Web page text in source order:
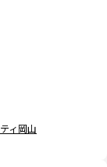
ィ岡山